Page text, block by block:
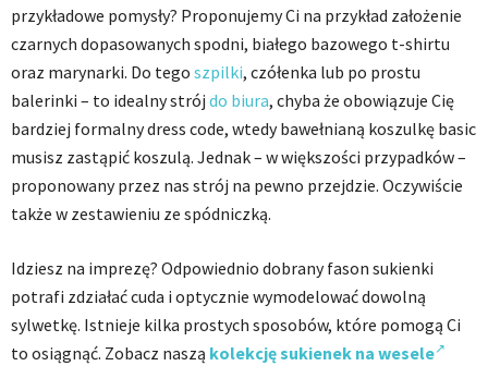
przykładowe pomysły? Proponujemy Ci na przykład założenie
czarnych dopasowanych spodni, białego bazowego t-shirtu
oraz marynarki. Do tego szpilki, czółenka lub po prostu
balerinki – to idealny strój do biura, chyba że obowiązuje Cię
bardziej formalny dress code, wtedy bawełnianą koszulkę basic
musisz zastąpić koszulą. Jednak – w większości przypadków –
proponowany przez nas strój na pewno przejdzie. Oczywiście
także w zestawieniu ze spódniczką.
Idziesz na imprezę? Odpowiednio dobrany fason sukienki
potrafi zdziałać cuda i optycznie wymodelować dowolną
sylwetkę. Istnieje kilka prostych sposobów, które pomogą Ci
to osiągnąć. Zobacz naszą kolekcję sukienek na wesele